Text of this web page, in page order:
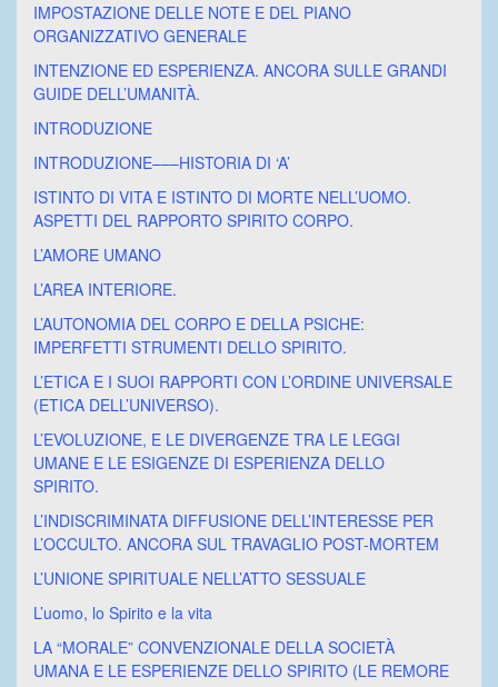
IMPOSTAZIONE DELLE NOTE E DEL PIANO
ORGANIZZATIVO GENERALE
INTENZIONE ED ESPERIENZA. ANCORA SULLE GRANDI
GUIDE DELL’UMANITÀ.
INTRODUZIONE
INTRODUZIONE–––HISTORIA DI ‘A’
ISTINTO DI VITA E ISTINTO DI MORTE NELL’UOMO.
ASPETTI DEL RAPPORTO SPIRITO CORPO.
L’AMORE UMANO
L’AREA INTERIORE.
L’AUTONOMIA DEL CORPO E DELLA PSICHE:
IMPERFETTI STRUMENTI DELLO SPIRITO.
L’ETICA E I SUOI RAPPORTI CON L’ORDINE UNIVERSALE
(ETICA DELL’UNIVERSO).
L’EVOLUZIONE, E LE DIVERGENZE TRA LE LEGGI
UMANE E LE ESIGENZE DI ESPERIENZA DELLO
SPIRITO.
L’INDISCRIMINATA DIFFUSIONE DELL’INTERESSE PER
L’OCCULTO. ANCORA SUL TRAVAGLIO POST-MORTEM
L’UNIONE SPIRITUALE NELL’ATTO SESSUALE
L’uomo, lo Spirito e la vita
LA “MORALE” CONVENZIONALE DELLA SOCIETÀ
UMANA E LE ESPERIENZE DELLO SPIRITO (LE REMORE